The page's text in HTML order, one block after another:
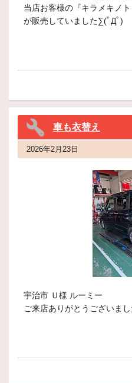
当店お客様の『キラメキノ
が販売していました∑(ﾟДﾟ)
車も衣替え
2026年2月23日
宇治市 Ｕ様 ルーミー
ご来店ありがとうございまし